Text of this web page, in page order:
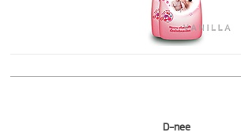
D-nee